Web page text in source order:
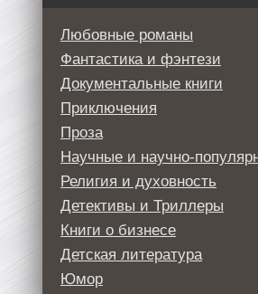
Любовные романы
Фантастика и фэнтези
Документальные книги
Приключения
Проза
Научные и научно-
Религия и духовность
Детективы и Триллеры
Книги о бизнесе
Детская литература
Юмор